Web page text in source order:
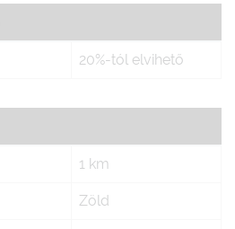
20%-tól elvihető
1 km
Zöld